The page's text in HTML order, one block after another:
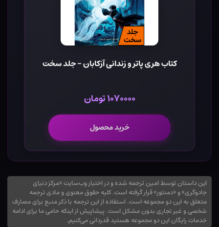
کتاب هری پاتر و زندانی آزکابان - جلد سخت
۱۰۷۰۰۰۰ تومان
خرید محصول
این داستان توسط امین ترجمه شده و در اختیار وب‌سایت «مرکز دنیای
جادوگری» و «دمنتور» قرار گرفته است. کلیه حقوق معنوی و مادی ترجمه
متعلق به این دو مجموعه است. استفاده از این ترجمه با ذکر منبع برای مصارف
شخصی و غیر تجاری بدون مشکل است. پیشاپیش از اینکه حامی ما برای ادامه
خدمات رایگان این دو مجموعه هستید قدردانی می‌کنیم.